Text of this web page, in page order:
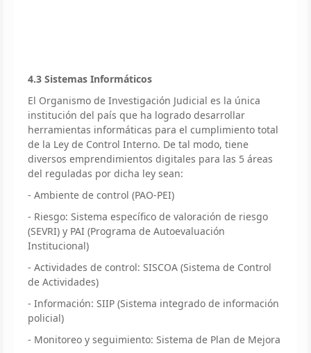
4.3 Sistemas Informáticos
El Organismo de Investigación Judicial es la única
institución del país que ha logrado desarrollar
herramientas informáticas para el cumplimiento total
de la Ley de Control Interno. De tal modo, tiene
diversos emprendimientos digitales para las 5 áreas
del reguladas por dicha ley sean:
- Ambiente de control (PAO-PEI)
- Riesgo: Sistema específico de valoración de riesgo
(SEVRI) y PAI (Programa de Autoevaluación
Institucional)
- Actividades de control: SISCOA (Sistema de Control
de Actividades)
- Información: SIIP (Sistema integrado de información
policial)
- Monitoreo y seguimiento: Sistema de Plan de Mejora